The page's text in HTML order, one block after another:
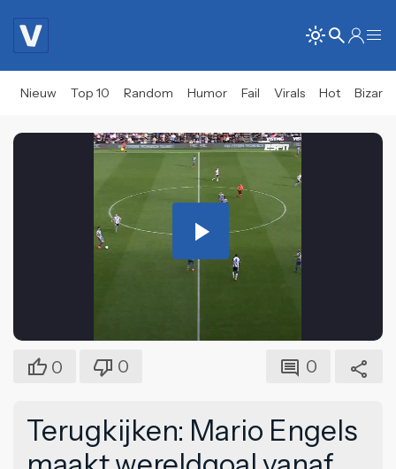
Nieuw Top 10 Random Humor Fail Virals Hot Bizar
Play
Video
0 0 0
Terugkijken: Mario Engels